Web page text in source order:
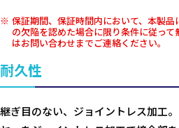
保証期間、保証時間内において、本製
の欠陥を認めた場合に限り条件に従って
はお問い合わせまでご連絡ください。
耐久性
継ぎ目のない、ジョイントレス加工